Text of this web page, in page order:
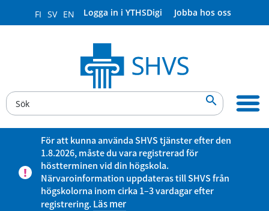
FI SV EN Logga in i YTHSDigi Jobba hos oss

För att kunna använda SHVS tjänster efter den
1.8.2026, måste du vara registrerad för
höstterminen vid din högskola.
Närvaroinformation uppdateras till SHVS från
högskolorna inom cirka 1–3 vardagar efter
registrering.Läs mer